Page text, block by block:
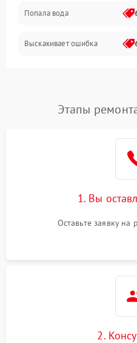
Разговор (микрофон,
Перегрев и нестабильная
Сеть и интернет
Память и данные
Режим работы
Попала вода
Выскакивает ошибка
Этапы
1. Вы
Оставьте заявку на
2.